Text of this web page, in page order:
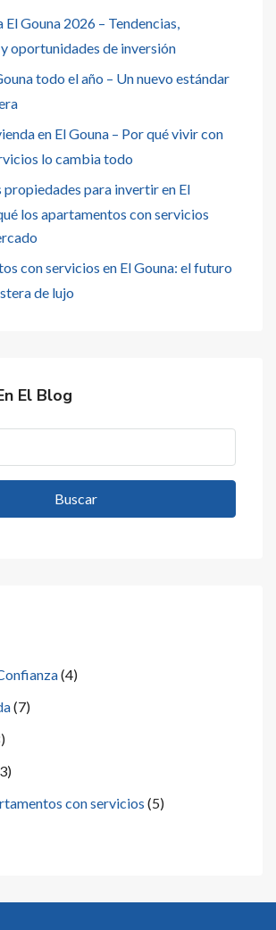
Gouna 2026 – Tendencias,
oportunidades de inversión
todo el año – Un nuevo estándar
en El Gouna – Por qué vivir con
lo cambia todo
propiedades para invertir en El
los apartamentos con servicios
con servicios en El Gouna: el futuro
de lujo
El Blog
Buscar
(4)
(7)
con servicios (5)